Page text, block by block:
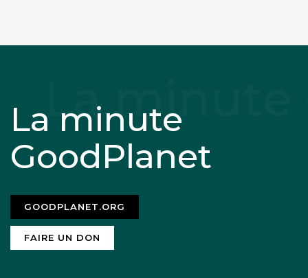
La minute
GoodPlanet
GOODPLANET.ORG
FAIRE UN DON